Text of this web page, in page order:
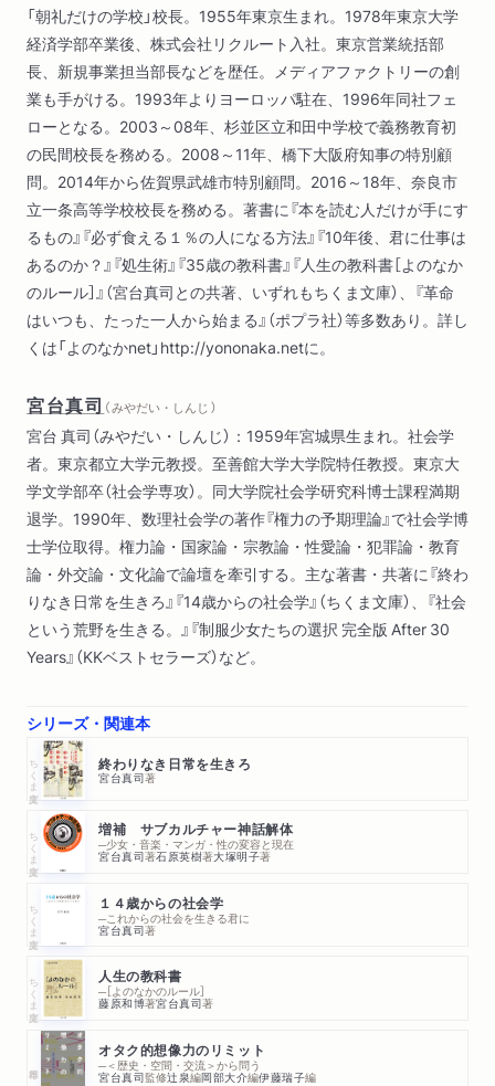
「朝礼だけの学校」校長。1955年東京生まれ。1978年東京大学
経済学部卒業後、株式会社リクルート入社。東京営業統括部
長、新規事業担当部長などを歴任。メディアファクトリーの創
業も手がける。1993年よりヨーロッパ駐在、1996年同社フェ
ローとなる。2003～08年、杉並区立和田中学校で義務教育初
の民間校長を務める。2008～11年、橋下大阪府知事の特別顧
問。2014年から佐賀県武雄市特別顧問。2016～18年、奈良市
立一条高等学校校長を務める。著書に『本を読む人だけが手にす
るもの』『必ず食える１％の人になる方法』『10年後、君に仕事は
あるのか？』『処生術』『35歳の教科書』『人生の教科書［よのなか
のルール］』（宮台真司との共著、いずれもちくま文庫）、『革命
はいつも、たった一人から始まる』（ポプラ社）等多数あり。詳し
くは「よのなかnet」http://yononaka.netに。
宮台真司 （ みやだい・しんじ ）
宮台 真司（みやだい・しんじ）：1959年宮城県生まれ。社会学
者。東京都立大学元教授。至善館大学大学院特任教授。東京大
学文学部卒（社会学専攻）。同大学院社会学研究科博士課程満期
退学。1990年、数理社会学の著作『権力の予期理論』で社会学博
士学位取得。権力論・国家論・宗教論・性愛論・犯罪論・教育
論・外交論・文化論で論壇を牽引する。主な著書・共著に『終わ
りなき日常を生きろ』『14歳からの社会学』（ちくま文庫）、『社会
という荒野を生きる。』『制服少女たちの選択 完全版 After 30
Years』（KKベストセラーズ）など。
シリーズ・関連本
ちくま文庫 終わりなき日常を生きろ
宮台真司著
ちくま文庫 増補 サブカルチャー神話解体
─少女・音楽・マンガ・性の変容と現在
宮台真司著石原英樹著大塚明子著
ちくま文庫 １４歳からの社会学
─これからの社会を生きる君に
宮台真司著
ちくま文庫 人生の教科書
─［よのなかのルール］
藤原和博著宮台真司著
オタク的想像力のリミット
─＜歴史・空間・交流＞から問う
宮台真司監修辻泉編岡部大介編伊藤瑞子編